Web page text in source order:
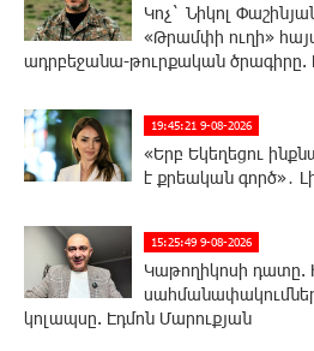
Կոչ` Նիկոլ
«Թրամփի ուղի»
ադրբեջանա-թուրքական ծրագիրը.
19:45:21 9-08-2026
«Երբ Եկեղեցու
է քրեական գործ»․
15:25:49 9-08-2026
Կաթողիկոսի դատը.
կոլապսը. Էդմոն Մարուքյան